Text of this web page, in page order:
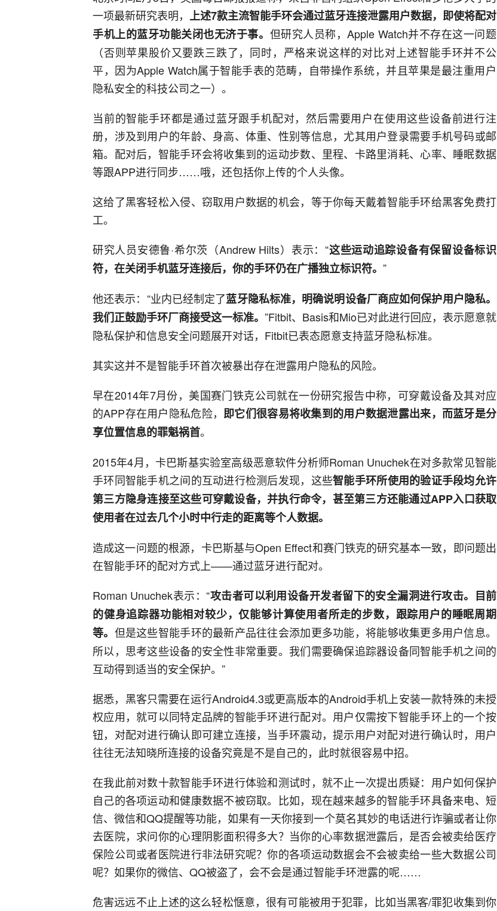
一项最新研究表明， 上述7款主流智能手环会通过蓝牙连接泄露用户数据，即使将配对
手机上的蓝牙功能关闭也无济于事。 但研究人员称，Apple Watch并不存在这一问题
（否则苹果股价又要跌三跌了，同时，严格来说这样的对比对上述智能手环并不公
平，因为Apple Watch属于智能手表的范畴，自带操作系统，并且苹果是最注重用户
隐私安全的科技公司之一）。
当前的智能手环都是通过蓝牙跟手机配对，然后需要用户在使用这些设备前进行注
册，涉及到用户的年龄、身高、体重、性别等信息，尤其用户登录需要手机号码或邮
箱。配对后，智能手环会将收集到的运动步数、里程、卡路里消耗、心率、睡眠数据
等跟APP进行同步……哦，还包括你上传的个人头像。
这给了黑客轻松入侵、窃取用户数据的机会，等于你每天戴着智能手环给黑客免费打
工。
研究人员安德鲁·希尔茨（Andrew Hilts）表示：“这些运动追踪设备有保留设备标识
符，在关闭手机蓝牙连接后，你的手环仍在广播独立标识符。 ”
他还表示：“业内已经制定了蓝牙隐私标准，明确说明设备厂商应如何保护用户隐私。
我们正鼓励手环厂商接受这一标准。 ”Fitbit、Basis和Mio已对此进行回应，表示愿意就
隐私保护和信息安全问题展开对话，Fitbit已表态愿意支持蓝牙隐私标准。
其实这并不是智能手环首次被暴出存在泄露用户隐私的风险。
早在2014年7月份，美国赛门铁克公司就在一份研究报告中称，可穿戴设备及其对应
的APP存在用户隐私危险， 即它们很容易将收集到的用户数据泄露出来，而蓝牙是分
享位置信息的罪魁祸首。
2015年4月，卡巴斯基实验室高级恶意软件分析师Roman Unuchek在对多款常见智能
手环同智能手机之间的互动进行检测后发现，这些智能手环所使用的验证手段均允许
第三方隐身连接至这些可穿戴设备，并执行命令， 甚至第三方还能通过APP入口获取
使用者在过去几个小时中行走的距离等个人数据。
造成这一问题的根源，卡巴斯基与Open Effect和赛门铁克的研究基本一致，即问题出
在智能手环的配对方式上——通过蓝牙进行配对。
Roman Unuchek表示：“攻击者可以利用设备开发者留下的安全漏洞进行攻击。目前
的健身追踪器功能相对较少，仅能够计算使用者所走的步数，跟踪用户的睡眠周期
等。 但是这些智能手环的最新产品往往会添加更多功能，将能够收集更多用户信息。
所以，思考这些设备的安全性非常重要。我们需要确保追踪器设备同智能手机之间的
互动得到适当的安全保护。”
据悉，黑客只需要在运行Android4.3或更高版本的Android手机上安装一款特殊的未授
权应用，就可以同特定品牌的智能手环进行配对。用户仅需按下智能手环上的一个按
钮，对配对进行确认即可建立连接，当手环震动，提示用户对配对进行确认时，用户
往往无法知晓所连接的设备究竟是不是自己的，此时就很容易中招。
在我此前对数十款智能手环进行体验和测试时，就不止一次提出质疑：用户如何保护
自己的各项运动和健康数据不被窃取。比如，现在越来越多的智能手环具备来电、短
信、微信和QQ提醒等功能，如果有一天你接到一个莫名其妙的电话进行诈骗或者让你
去医院，求问你的心理阴影面积得多大？当你的心率数据泄露后，是否会被卖给医疗
保险公司或者医院进行非法研究呢？你的各项运动数据会不会被卖给一些大数据公司
呢？如果你的微信、QQ被盗了，会不会是通过智能手环泄露的呢……
危害远远不止上述的这么轻松惬意，很有可能被用于犯罪，比如当黑客/罪犯收集到你